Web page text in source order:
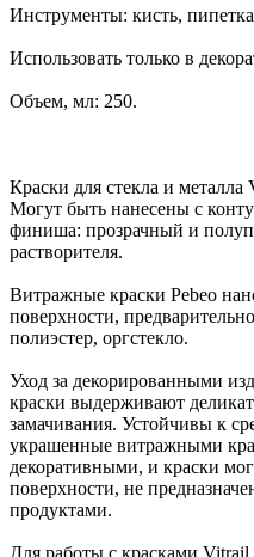
Инструменты: кисть,
Использовать только в
Объем, мл: 250.
Краски для стекла и
Могут быть нанесены с
финиша: прозрачный и
растворителя.
Витражные краски Pebeo
поверхности,
полиэстер, оргстекло.
Уход за декорированными
краски выдерживают
замачивания. Устойчивы к
украшенные витражными
декоративными, и краски
поверхности, не
продуктами.